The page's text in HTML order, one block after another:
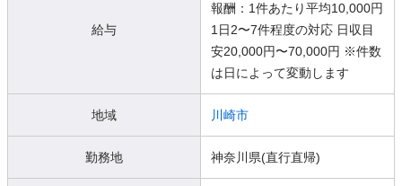
給与
報酬：1件あたり平均10,000円
1日2〜7件程度の対応 日収目
安20,000円〜70,000円 ※件数
は日によって変動します
地域 川崎市
勤務地 神奈川県(直行直帰)